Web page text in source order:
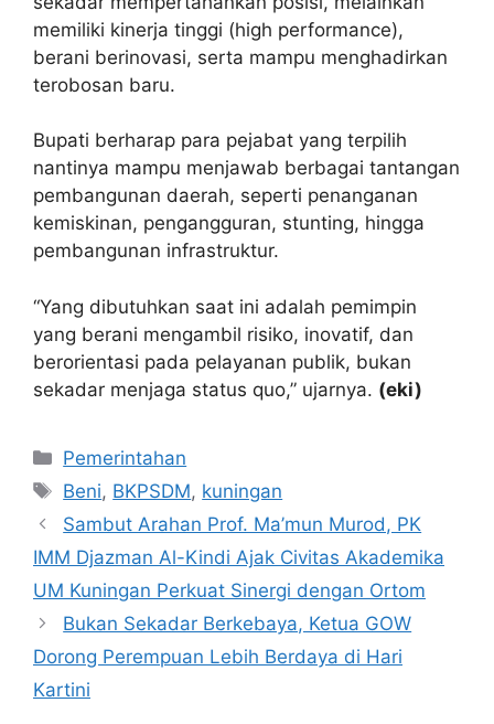
memiliki kinerja tinggi (high performance),
berani berinovasi, serta mampu menghadirkan
terobosan baru.
Bupati berharap para pejabat yang terpilih
nantinya mampu menjawab berbagai tantangan
pembangunan daerah, seperti penanganan
kemiskinan, pengangguran, stunting, hingga
pembangunan infrastruktur.
“Yang dibutuhkan saat ini adalah pemimpin
yang berani mengambil risiko, inovatif, dan
berorientasi pada pelayanan publik, bukan
sekadar menjaga status quo,” ujarnya. (eki)
Kategori
Pemerintahan
Tag
Beni, BKPSDM, kuningan
Sambut Arahan Prof. Ma’mun Murod, PK
IMM Djazman Al-Kindi Ajak Civitas Akademika
UM Kuningan Perkuat Sinergi dengan Ortom
Bukan Sekadar Berkebaya, Ketua GOW
Dorong Perempuan Lebih Berdaya di Hari
Kartini